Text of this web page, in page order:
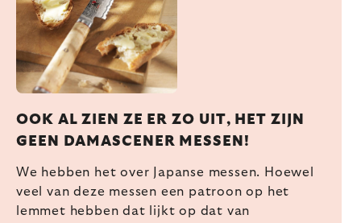
OOK AL ZIEN ZE ER ZO UIT, HET ZIJN
GEEN DAMASCENER MESSEN!
We hebben het over Japanse messen. Hoewel
veel van deze messen een patroon op het
lemmet hebben dat lijkt op dat van